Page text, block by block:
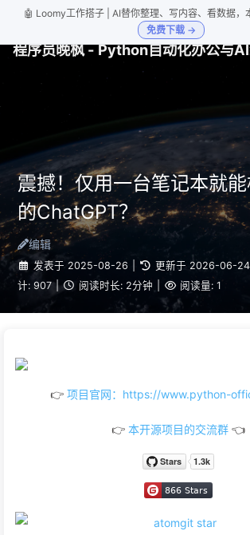
🤖 Loomy工作搭子 | AI替你整理、写内容、看数据，
免费下载 →
程序员晚枫 - Python自动化办公与
震撼！仅用一台笔记本就
的ChatGPT？
编辑
发表于 2025-08-26 更新于 2026-06-24
计: 907 | 阅读时长: 2分钟 阅读量: 1
👉 项目官网：https://www.python-
👉 本开源项目的交流群 👈